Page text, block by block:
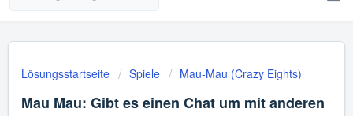
Lösungsstartseite Spiele Mau-Mau (Crazy Eights)
Mau Mau: Gibt es einen Chat um mit anderen